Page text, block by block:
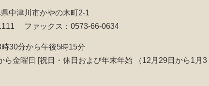
中津川市かやの木町2-1
ファックス：0573-66-0634
30分から午後5時15分
ら金曜日 [祝日・休日および年末年始
（12月29日から1月3